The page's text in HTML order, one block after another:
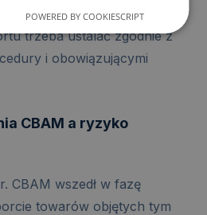
jednak właściwy
trzeba ustalać zgodnie z
i obowiązującymi
CBAM a ryzyko
CBAM wszedł w fazę
towarów objętych tym
POWERED BY COOKIESCRIPT